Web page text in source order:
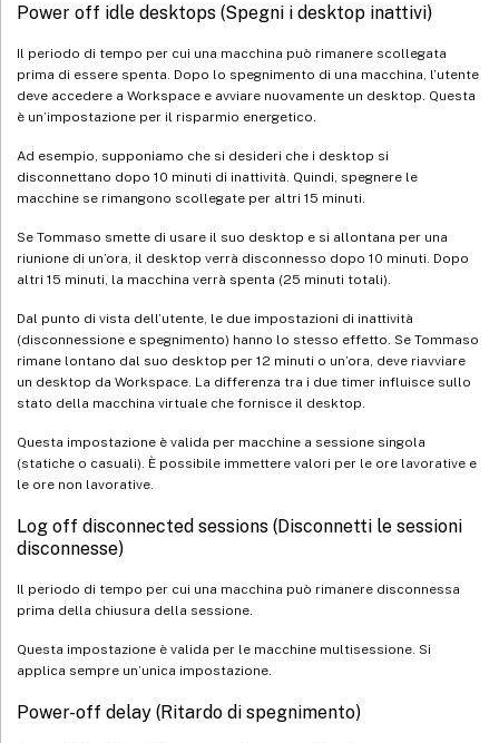
Power off idle desktops (Spegni i desktop inattivi)
Il periodo di tempo per cui una macchina può rimanere scollegata
prima di essere spenta. Dopo lo spegnimento di una macchina, l’utente
deve accedere a Workspace e avviare nuovamente un desktop. Questa
è un’impostazione per il risparmio energetico.
Ad esempio, supponiamo che si desideri che i desktop si
disconnettano dopo 10 minuti di inattività. Quindi, spegnere le
macchine se rimangono scollegate per altri 15 minuti.
Se Tommaso smette di usare il suo desktop e si allontana per una
riunione di un’ora, il desktop verrà disconnesso dopo 10 minuti. Dopo
altri 15 minuti, la macchina verrà spenta (25 minuti totali).
Dal punto di vista dell’utente, le due impostazioni di inattività
(disconnessione e spegnimento) hanno lo stesso effetto. Se Tommaso
rimane lontano dal suo desktop per 12 minuti o un’ora, deve riavviare
un desktop da Workspace. La differenza tra i due timer influisce sullo
stato della macchina virtuale che fornisce il desktop.
Questa impostazione è valida per macchine a sessione singola
(statiche o casuali). È possibile immettere valori per le ore lavorative e
le ore non lavorative.
Log off disconnected sessions (Disconnetti le sessioni
disconnesse)
Il periodo di tempo per cui una macchina può rimanere disconnessa
prima della chiusura della sessione.
Questa impostazione è valida per le macchine multisessione. Si
applica sempre un’unica impostazione.
Power-off delay (Ritardo di spegnimento)